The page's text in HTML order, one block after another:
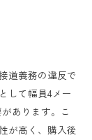
道義務の違反で
して幅員4メー
あります。こ
が高く、購入後